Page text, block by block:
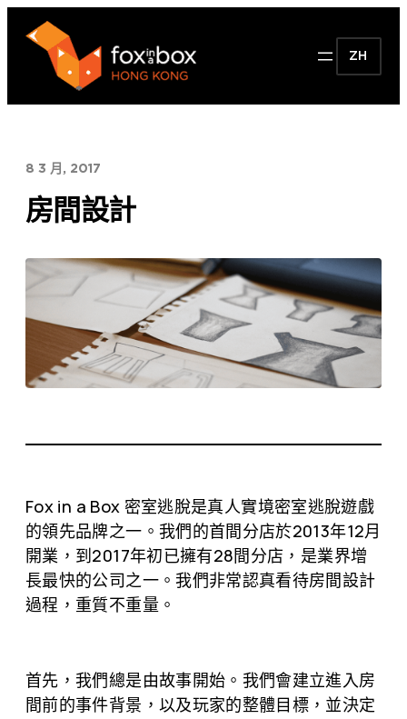
ZH
8 3 月, 2017
房間設計
Fox in a Box 密室逃脫是真人實境密室逃脫遊戲
的領先品牌之一。我們的首間分店於2013年12月
開業，到2017年初已擁有28間分店，是業界增
長最快的公司之一。我們非常認真看待房間設計
過程，重質不重量。
首先，我們總是由故事開始。我們會建立進入房
間前的事件背景，以及玩家的整體目標，並決定